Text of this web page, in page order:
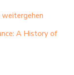
weitergehen
A History of